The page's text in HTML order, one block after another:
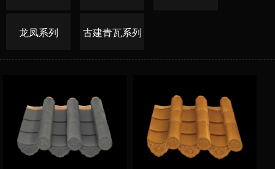
龙凤系列 古建青瓦系列